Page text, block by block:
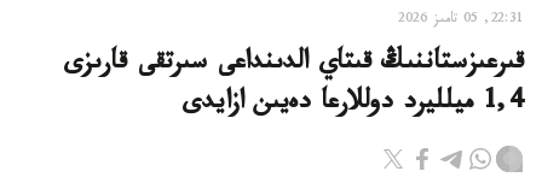
22:31, 05 تامىز 2026
قىرعىزستاننىڭ قىتاي الدىنداعى سىرتقى قارىزى
1,4 ميلليرد دوللارعا دەيىن ازايدى